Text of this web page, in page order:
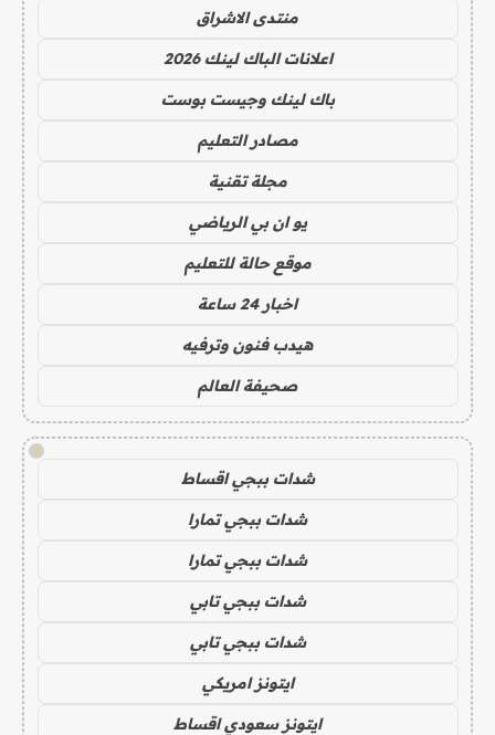
منتدى الاشراق
اعلانات الباك لينك 2026
باك لينك وجيست بوست
مصادر التعليم
مجلة تقنية
يو ان بي الرياضي
موقع حالة للتعليم
اخبار 24 ساعة
هيدب فنون وترفيه
صحيفة العالم
!
شدات ببجي اقساط
شدات ببجي تمارا
شدات ببجي تمارا
شدات ببجي تابي
شدات ببجي تابي
ايتونز امريكي
ايتونز سعودي اقساط